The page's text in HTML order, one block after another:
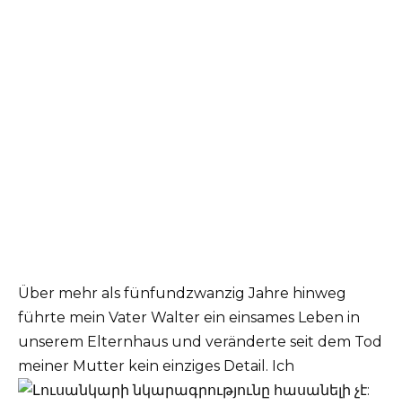
Über mehr als fünfundzwanzig Jahre hinweg
führte mein Vater Walter ein einsames Leben in
unserem Elternhaus und veränderte seit dem Tod
meiner Mutter kein einziges Detail. Ich